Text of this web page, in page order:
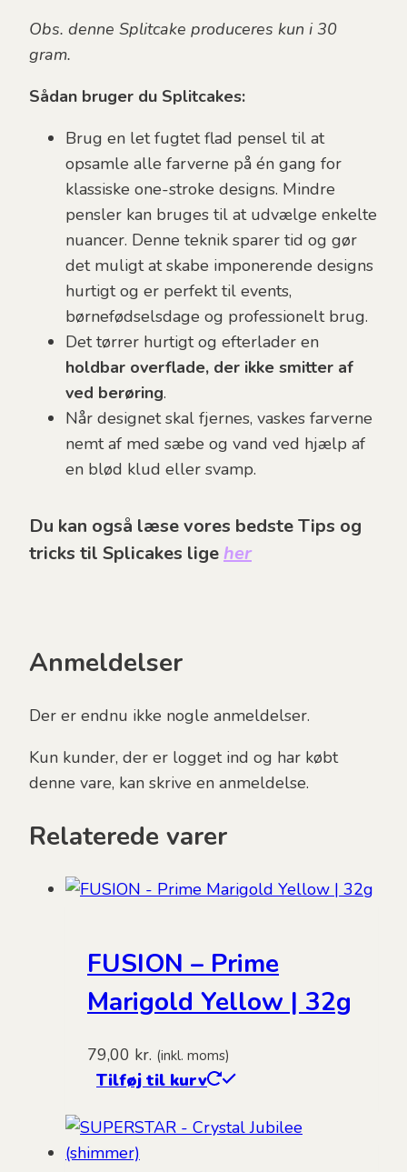
Obs. denne Splitcake produceres kun i 30
gram.
Sådan bruger du Splitcakes:
Brug en let fugtet flad pensel til at
opsamle alle farverne på én gang for
klassiske one-stroke designs. Mindre
pensler kan bruges til at udvælge enkelte
nuancer. Denne teknik sparer tid og gør
det muligt at skabe imponerende designs
hurtigt og er perfekt til events,
børnefødselsdage og professionelt brug.
Det tørrer hurtigt og efterlader en
holdbar overflade, der ikke smitter af
ved berøring.
Når designet skal fjernes, vaskes farverne
nemt af med sæbe og vand ved hjælp af
en blød klud eller svamp.
Du kan også læse vores bedste Tips og
tricks til Splicakes lige her
Anmeldelser
Der er endnu ikke nogle anmeldelser.
Kun kunder, der er logget ind og har købt
denne vare, kan skrive en anmeldelse.
Relaterede varer
FUSION – Prime
Marigold Yellow | 32g
79,00 kr. (inkl. moms)
Tilføj til kurv